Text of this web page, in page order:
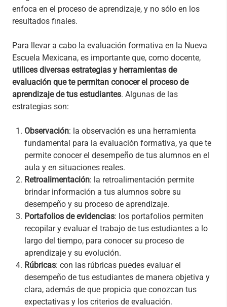
enfoca en el proceso de aprendizaje, y no sólo en los
resultados finales.
Para llevar a cabo la evaluación formativa en la Nueva
Escuela Mexicana, es importante que, como docente,
utilices diversas estrategias y herramientas de
evaluación que te permitan conocer el proceso de
aprendizaje de tus estudiantes. Algunas de las
estrategias son:
Observación: la observación es una herramienta
fundamental para la evaluación formativa, ya que te
permite conocer el desempeño de tus alumnos en el
aula y en situaciones reales.
Retroalimentación: la retroalimentación permite
brindar información a tus alumnos sobre su
desempeño y su proceso de aprendizaje.
Portafolios de evidencias: los portafolios permiten
recopilar y evaluar el trabajo de tus estudiantes a lo
largo del tiempo, para conocer su proceso de
aprendizaje y su evolución.
Rúbricas: con las rúbricas puedes evaluar el
desempeño de tus estudiantes de manera objetiva y
clara, además de que propicia que conozcan tus
expectativas y los criterios de evaluación.